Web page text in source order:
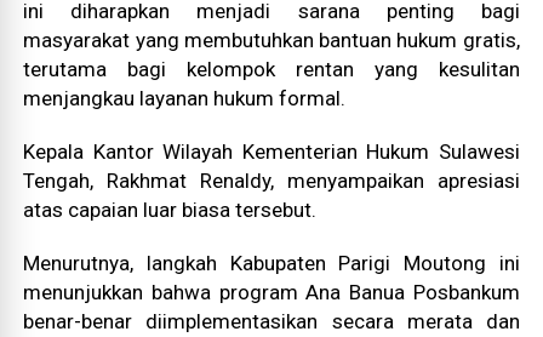
ini diharapkan menjadi sarana penting bagi
masyarakat yang membutuhkan bantuan hukum gratis,
terutama bagi kelompok rentan yang kesulitan
menjangkau layanan hukum formal.
Kepala Kantor Wilayah Kementerian Hukum Sulawesi
Tengah, Rakhmat Renaldy, menyampaikan apresiasi
atas capaian luar biasa tersebut.
Menurutnya, langkah Kabupaten Parigi Moutong ini
menunjukkan bahwa program Ana Banua Posbankum
benar-benar diimplementasikan secara merata dan